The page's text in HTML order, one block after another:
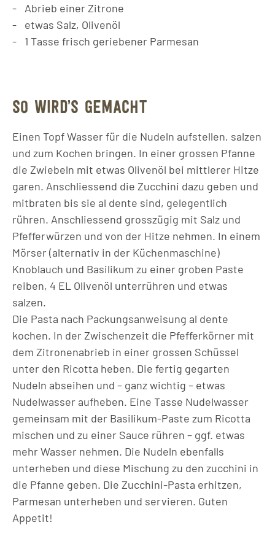
Abrieb einer Zitrone
etwas Salz, Olivenöl
1 Tasse frisch geriebener Parmesan
SO WIRD’S GEMACHT
Einen Topf Wasser für die Nudeln aufstellen, salzen
und zum Kochen bringen. In einer grossen Pfanne
die Zwiebeln mit etwas Olivenöl bei mittlerer Hitze
garen. Anschliessend die Zucchini dazu geben und
mitbraten bis sie al dente sind, gelegentlich
rühren. Anschliessend grosszügig mit Salz und
Pfefferwürzen und von der Hitze nehmen. In einem
Mörser (alternativ in der Küchenmaschine)
Knoblauch und Basilikum zu einer groben Paste
reiben, 4 EL Olivenöl unterrühren und etwas
salzen.
Die Pasta nach Packungsanweisung al dente
kochen. In der Zwischenzeit die Pfefferkörner mit
dem Zitronenabrieb in einer grossen Schüssel
unter den Ricotta heben. Die fertig gegarten
Nudeln abseihen und – ganz wichtig – etwas
Nudelwasser aufheben. Eine Tasse Nudelwasser
gemeinsam mit der Basilikum-Paste zum Ricotta
mischen und zu einer Sauce rühren – ggf. etwas
mehr Wasser nehmen. Die Nudeln ebenfalls
unterheben und diese Mischung zu den zucchini in
die Pfanne geben. Die Zucchini-Pasta erhitzen,
Parmesan unterheben und servieren. Guten
Appetit!